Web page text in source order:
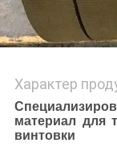
Характер
материал для
винтовки